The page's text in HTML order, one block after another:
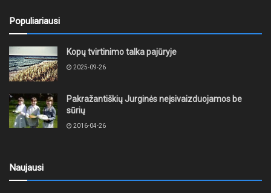
Populiariausi
Kopų tvirtinimo talka pajūryje
2025-09-26
Pakražantiškių Jurginės neįsivaizduojamos be
sūrių
2016-04-26
Naujausi